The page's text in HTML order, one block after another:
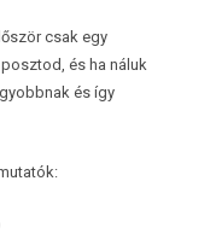
csak egy
és ha náluk
és így